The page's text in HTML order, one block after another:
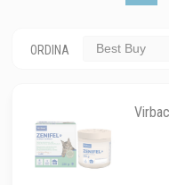
ORDINA Best Buy